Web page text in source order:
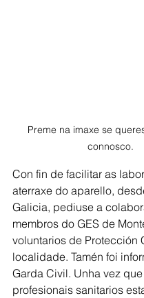
Preme na imaxe se
connosco.
Con fin de facilitar as
aterraxe do aparello,
Galicia, pediuse a
membros do GES de
voluntarios de Protección
localidade. Tamén foi
Garda Civil. Unha vez
profesionais sanitarios